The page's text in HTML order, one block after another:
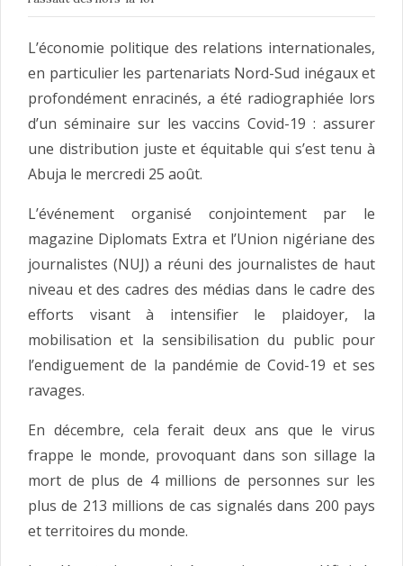
L’économie politique des relations internationales,
en particulier les partenariats Nord-Sud inégaux et
profondément enracinés, a été radiographiée lors
d’un séminaire sur les vaccins Covid-19 : assurer
une distribution juste et équitable qui s’est tenu à
Abuja le mercredi 25 août.
L’événement organisé conjointement par le
magazine Diplomats Extra et l’Union nigériane des
journalistes (NUJ) a réuni des journalistes de haut
niveau et des cadres des médias dans le cadre des
efforts visant à intensifier le plaidoyer, la
mobilisation et la sensibilisation du public pour
l’endiguement de la pandémie de Covid-19 et ses
ravages.
En décembre, cela ferait deux ans que le virus
frappe le monde, provoquant dans son sillage la
mort de plus de 4 millions de personnes sur les
plus de 213 millions de cas signalés dans 200 pays
et territoires du monde.